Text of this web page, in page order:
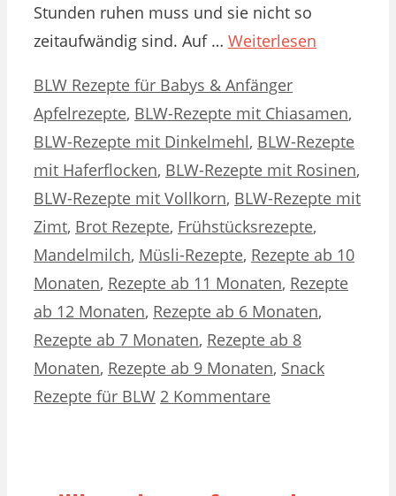
Stunden ruhen muss und sie nicht so
zeitaufwändig sind. Auf … Weiterlesen
Kategorien
BLW Rezepte für Babys & AnfängerSchlagwörter
Apfelrezepte, BLW-Rezepte mit Chiasamen,
BLW-Rezepte mit Dinkelmehl, BLW-Rezepte
mit Haferflocken, BLW-Rezepte mit Rosinen,
BLW-Rezepte mit Vollkorn, BLW-Rezepte mit
Zimt, Brot Rezepte, Frühstücksrezepte,
Mandelmilch, Müsli-Rezepte, Rezepte ab 10
Monaten, Rezepte ab 11 Monaten, Rezepte
ab 12 Monaten, Rezepte ab 6 Monaten,
Rezepte ab 7 Monaten, Rezepte ab 8
Monaten, Rezepte ab 9 Monaten, Snack
Rezepte für BLW 2 Kommentare